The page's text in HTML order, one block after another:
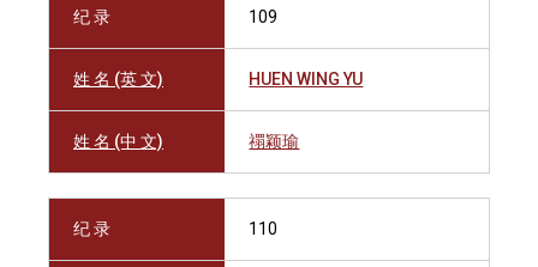
纪 录 109
姓 名 (英 文) HUEN WING YU
姓 名 (中 文) 禤颖瑜
纪 录 110